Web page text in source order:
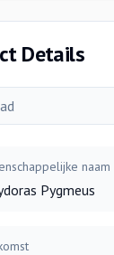
Details
naam
Pygmeus